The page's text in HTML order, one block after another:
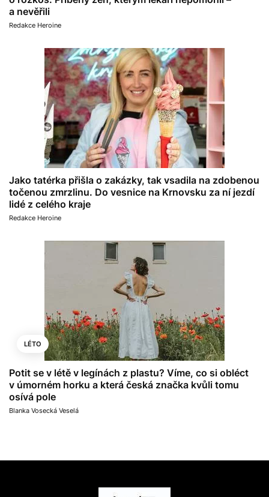
a nevěřili
Redakce Heroine
Jako tatérka přišla o zakázky, tak vsadila na zdobenou
točenou zmrzlinu. Do vesnice na Krnovsku za ní jezdí
lidé z celého kraje
Redakce Heroine
LÉTO
Potit se v létě v legínách z plastu? Víme, co si obléct
v úmorném horku a která česká značka kvůli tomu
osívá pole
Blanka Vosecká Veselá